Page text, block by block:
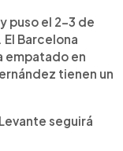
puso el 2-3 de
Barcelona
empatado en
tienen un
seguirá